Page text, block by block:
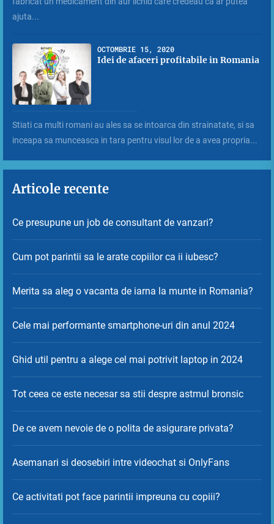
ajuta...
OCTOMBRIE 15, 2020
Idei de afaceri profitabile in Romania
Stiati ca multi romani au ales sa se intoarca din strainatate, si sa
inceapa sa munceasca in tara pentru visul lor de a avea propria...
Articole recente
Ce presupune un job de consultant de vanzari?
Cum pot parintii sa le arate copiilor ca ii iubesc?
Merita sa aleg o vacanta de iarna la munte in Romania?
Cele mai performante smartphone-uri din anul 2024
Ghid util pentru a alege cel mai potrivit laptop in 2024
Tot ceea ce este necesar sa stii despre astmul bronsic
De ce avem nevoie de o polita de asigurare privata?
Asemanari si deosebiri intre videochat si OnlyFans
Ce activitati pot face parintii impreuna cu copiii?